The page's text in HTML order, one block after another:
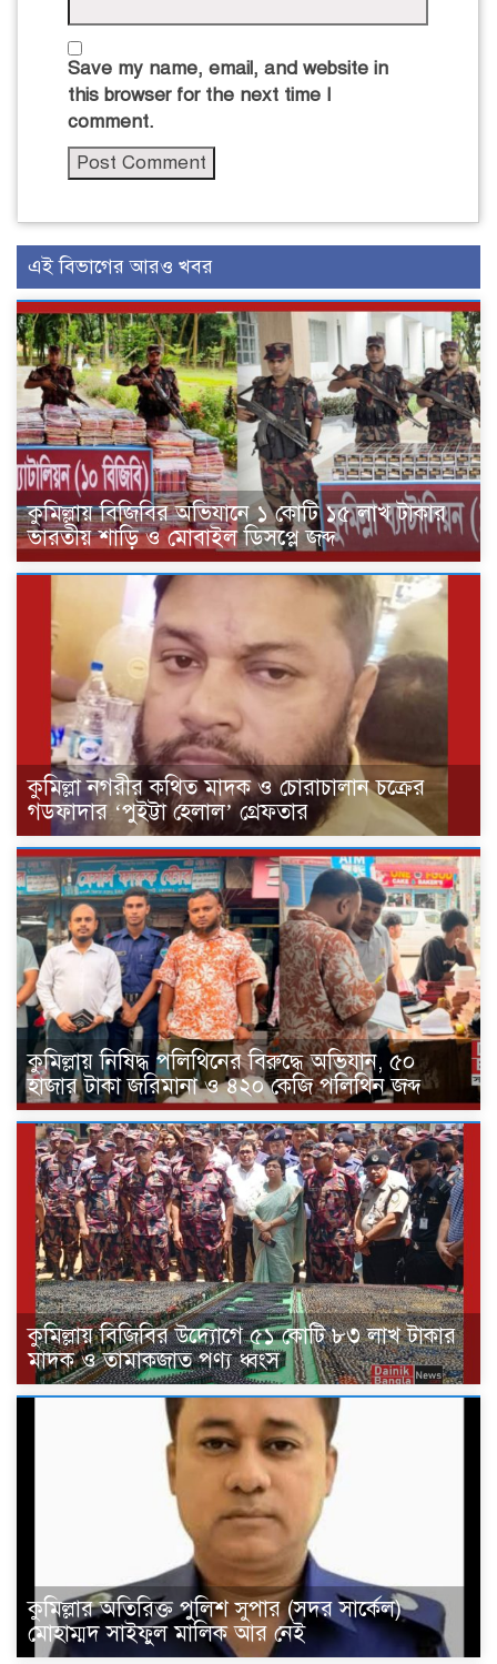
Save my name, email, and website in
this browser for the next time I
comment.
এই বিভাগের আরও খবর
কুমিল্লায় বিজিবির অভিযানে ১ কোটি ১৫ লাখ টাকার
ভারতীয় শাড়ি ও মোবাইল ডিসপ্লে জব্দ
কুমিল্লা নগরীর কথিত মাদক ও চোরাচালান চক্রের
গডফাদার ‘পুইট্টা হেলাল’ গ্রেফতার
কুমিল্লায় নিষিদ্ধ পলিথিনের বিরুদ্ধে অভিযান, ৫০
হাজার টাকা জরিমানা ও ৪২০ কেজি পলিথিন জব্দ
কুমিল্লায় বিজিবির উদ্যোগে ৫১ কোটি ৮৩ লাখ টাকার
মাদক ও তামাকজাত পণ্য ধ্বংস
কুমিল্লার অতিরিক্ত পুলিশ সুপার (সদর সার্কেল)
মোহাম্মদ সাইফুল মালিক আর নেই